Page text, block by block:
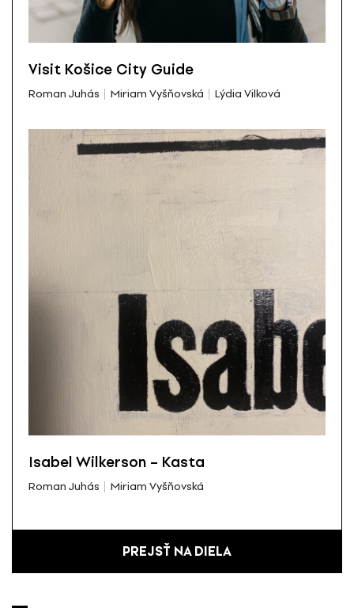
Visit Košice City Guide
Roman Juhás Miriam Vyšňovská Lýdia Vilková
Isabel Wilkerson – Kasta
Roman Juhás Miriam Vyšňovská
PREJSŤ NA DIELA